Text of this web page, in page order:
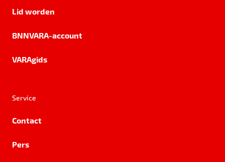
Lid worden
BNNVARA-account
VARAgids
Service
Contact
Pers